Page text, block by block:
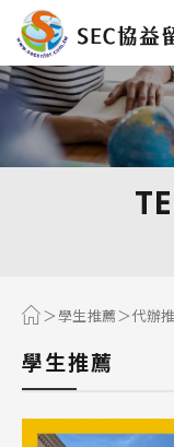
熱門搜尋：
學生推薦 代辦
學生推薦